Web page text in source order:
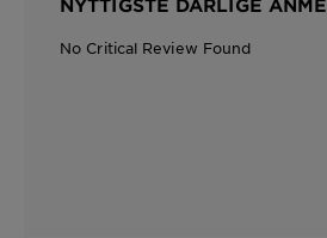
NYTTIGSTE DÅRLIGE
No Critical Review Found